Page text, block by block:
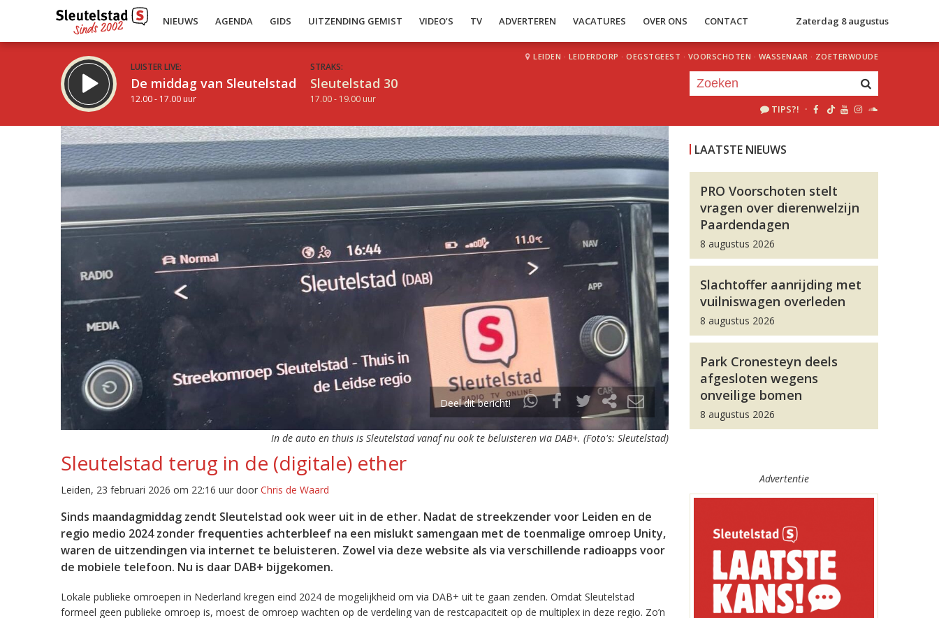
NIEUWS AGENDA GIDS UITZENDING GEMIST VIDEO’S TV ADVERTEREN VACATURES OVER ONS CONTACT Zaterdag 8 augustus
LUISTER LIVE:
De middag van Sleutelstad
12.00 - 17.00 uur
STRAKS:
Sleutelstad 30
17.00 - 19.00 uur
LEIDEN · LEIDERDORP · OEGSTGEEST · VOORSCHOTEN · WASSENAAR · ZOETERWOUDE
TIPS?! ·
Deel dit bericht!
In de auto en thuis is Sleutelstad vanaf nu ook te beluisteren via DAB+. (Foto's: Sleutelstad)
Sleutelstad terug in de (digitale) ether
Leiden, 23 februari 2026 om 22:16 uur door Chris de Waard
Sinds maandagmiddag zendt Sleutelstad ook weer uit in de ether. Nadat de streekzender voor Leiden en de
regio medio 2024 zonder frequenties achterbleef na een mislukt samengaan met de toenmalige omroep Unity,
waren de uitzendingen via internet te beluisteren. Zowel via deze website als via verschillende radioapps voor
de mobiele telefoon. Nu is daar DAB+ bijgekomen.
Lokale publieke omroepen in Nederland kregen eind 2024 de mogelijkheid om via DAB+ uit te gaan zenden. Omdat Sleutelstad
formeel geen publieke omroep is, moest de omroep wachten op de verdeling van de restcapaciteit op de multiplex in deze regio. Zo’n
LAATSTE NIEUWS
PRO Voorschoten stelt
vragen over dierenwelzijn
Paardendagen
8 augustus 2026
Slachtoffer aanrijding met
vuilniswagen overleden
8 augustus 2026
Park Cronesteyn deels
afgesloten wegens
onveilige bomen
8 augustus 2026
Advertentie